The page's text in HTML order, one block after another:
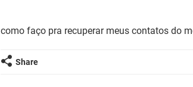
como faço pra recuperar meus contatos do
Share